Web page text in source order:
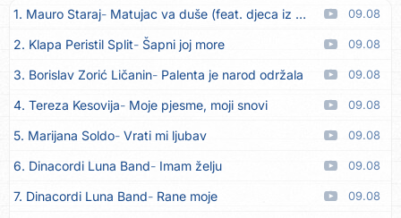
1. Mauro Staraj Matujac va duše (feat. djeca iz Matulja) 09.08
2. Klapa Peristil Split Šapni joj more 09.08
3. Borislav Zorić Ličanin Palenta je narod održala 09.08
4. Tereza Kesovija Moje pjesme, moji snovi 09.08
5. Marijana Soldo Vrati mi ljubav 09.08
6. Dinacordi Luna Band Imam želju 09.08
7. Dinacordi Luna Band Rane moje 09.08